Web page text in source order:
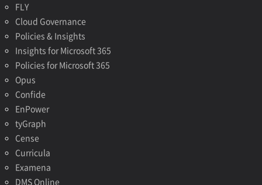
FLY
Cloud Governance
Policies & Insights
Insights for Microsoft 365
Policies for Microsoft 365
Opus
Confide
EnPower
tyGraph
Cense
Curricula
Examena
DMS Online